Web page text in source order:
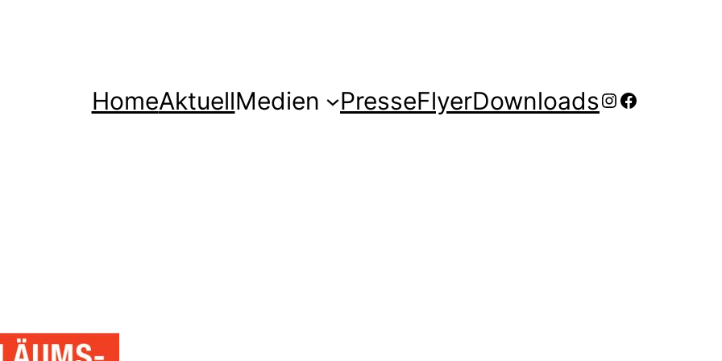
HomeAktuellMedien PresseFlyerDownloadsInstagram
Facebook